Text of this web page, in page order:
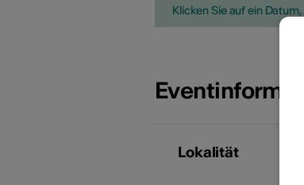
Klicken Sie auf ein
Lokalität